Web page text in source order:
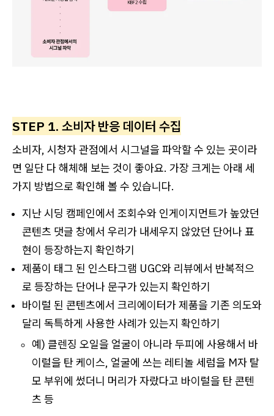
STEP 1. 소비자 반응 데이터 수집
소비자, 시청자 관점에서 시그널을 파악할 수 있는 곳이라
면 일단 다 해체해 보는 것이 좋아요. 가장 크게는 아래 세
가지 방법으로 확인해 볼 수 있습니다.
지난 시딩 캠페인에서 조회수와 인게이지먼트가 높았던
콘텐츠 댓글 창에서 우리가 내세우지 않았던 단어나 표
현이 등장하는지 확인하기
제품이 태그 된 인스타그램 UGC와 리뷰에서 반복적으
로 등장하는 단어나 문구가 있는지 확인하기
바이럴 된 콘텐츠에서 크리에이터가 제품을 기존 의도와
달리 독특하게 사용한 사례가 있는지 확인하기
예) 클렌징 오일을 얼굴이 아니라 두피에 사용해서 바
이럴을 탄 케이스, 얼굴에 쓰는 레티놀 세럼을 M자 탈
모 부위에 썼더니 머리가 자랐다고 바이럴을 탄 콘텐
츠 등